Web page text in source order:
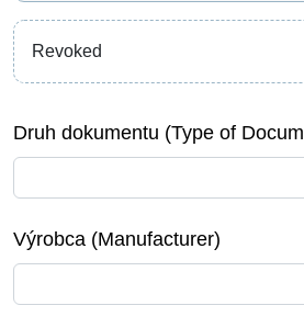
Revoked
Druh dokumentu (Type of
Výrobca (Manufacturer)